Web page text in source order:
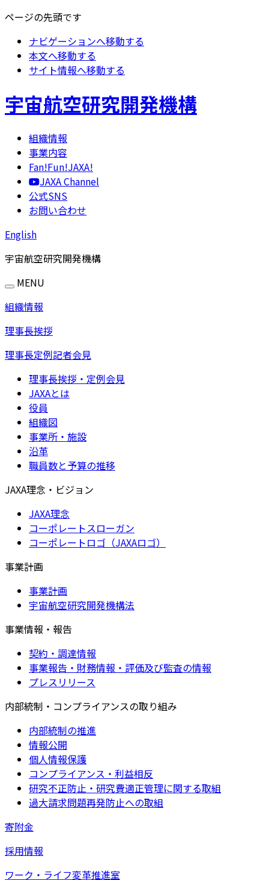
ページの先頭です
ナビゲーションへ移動する
本文へ移動する
サイト情報へ移動する
宇宙航空研究開発機構
組織情報
事業内容
Fan!Fun!JAXA!
JAXA Channel
公式SNS
お問い合わせ
English
宇宙航空研究開発機構
MENU
組織情報
理事長挨拶
理事長定例記者会見
理事長挨拶・定例会見
JAXAとは
役員
組織図
事業所・施設
沿革
職員数と予算の推移
JAXA理念・ビジョン
JAXA理念
コーポレートスローガン
コーポレートロゴ（JAXAロゴ）
事業計画
事業計画
宇宙航空研究開発機構法
事業情報・報告
契約・調達情報
事業報告・財務情報・評価及び監査の情報
プレスリリース
内部統制・コンプライアンスの取り組み
内部統制の推進
情報公開
個人情報保護
コンプライアンス・利益相反
研究不正防止・研究費適正管理に関する取組
過大請求問題再発防止への取組
寄附金
採用情報
ワーク・ライフ変革推進室